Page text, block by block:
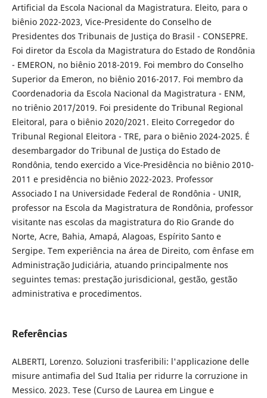
Artificial da Escola Nacional da Magistratura. Eleito, para o
biênio 2022-2023, Vice-Presidente do Conselho de
Presidentes dos Tribunais de Justiça do Brasil - CONSEPRE.
Foi diretor da Escola da Magistratura do Estado de Rondônia
- EMERON, no biênio 2018-2019. Foi membro do Conselho
Superior da Emeron, no biênio 2016-2017. Foi membro da
Coordenadoria da Escola Nacional da Magistratura - ENM,
no triênio 2017/2019. Foi presidente do Tribunal Regional
Eleitoral, para o biênio 2020/2021. Eleito Corregedor do
Tribunal Regional Eleitora - TRE, para o biênio 2024-2025. É
desembargador do Tribunal de Justiça do Estado de
Rondônia, tendo exercido a Vice-Presidência no biênio 2010-
2011 e presidência no biênio 2022-2023. Professor
Associado I na Universidade Federal de Rondônia - UNIR,
professor na Escola da Magistratura de Rondônia, professor
visitante nas escolas da magistratura do Rio Grande do
Norte, Acre, Bahia, Amapá, Alagoas, Espírito Santo e
Sergipe. Tem experiência na área de Direito, com ênfase em
Administração Judiciária, atuando principalmente nos
seguintes temas: prestação jurisdicional, gestão, gestão
administrativa e procedimentos.
Referências
ALBERTI, Lorenzo. Soluzioni trasferibili: l'applicazione delle
misure antimafia del Sud Italia per ridurre la corruzione in
Messico. 2023. Tese (Curso de Laurea em Lingue e